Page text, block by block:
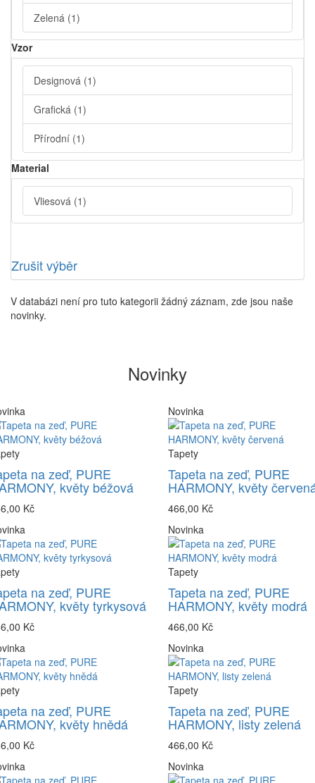
Zelená (1)
Vzor
Designová (1)
Grafická (1)
Přírodní (1)
Material
Vliesová (1)
Zrušit výběr
V databázi není pro tuto kategorii žádný záznam, zde jsou naše
novinky.
Novinky
na zeď, PURE
květy béžová
Kč
Novinka
Tapety
Tapeta na zeď, PURE
HARMONY, květy
466,00 Kč
na zeď, PURE
květy tyrkysová
Kč
Novinka
Tapety
Tapeta na zeď, PURE
HARMONY, květy modrá
466,00 Kč
na zeď, PURE
květy hnědá
Kč
Novinka
Tapety
Tapeta na zeď, PURE
HARMONY, listy zelená
466,00 Kč
Novinka